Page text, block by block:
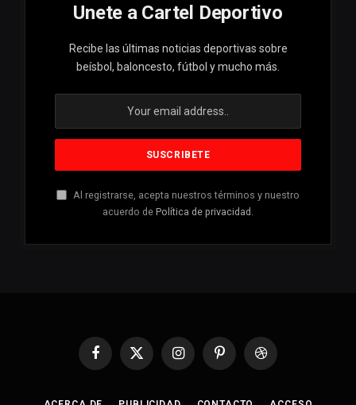
Unete a Cartel Deportivo
Recibe las últimas noticias deportivas sobre
beísbol, baloncesto, fútbol y mucho más.
Al registrarse, acepta nuestros términos y nuestro
acuerdo de Política de privacidad
Facebook
X
InstagramPinterestDribbble